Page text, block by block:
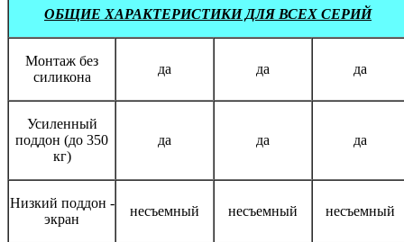
ОБЩИЕ ХАРАКТЕРИСТИКИ ДЛЯ ВСЕХ СЕРИЙ
Монтаж без
силикона
да да да
Усиленный
поддон (до 350
кг)
да да да
Низкий поддон -
экран
несъемный несъемный несъемный